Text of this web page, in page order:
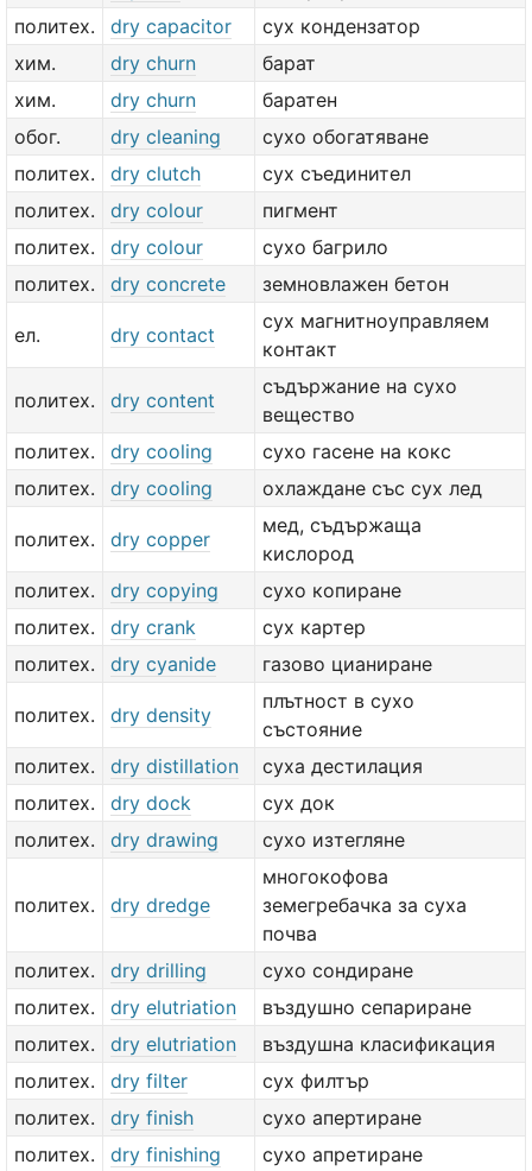
политех.
dry capacitor
сух кондензатор
хим.
dry churn
барат
хим.
dry churn
баратен
обог.
dry cleaning
сухо обогатяване
политех.
dry clutch
сух съединител
политех.
dry colour
пигмент
политех.
dry colour
сухо багрило
политех.
dry concrete земновлажен бетон
ел. dry contact
сух магнитноуправляем
контакт
политех. dry content
съдържание на сухо
вещество
политех.
dry cooling
сухо гасене на кокс
политех.
dry cooling охлаждане със сух лед
политех. dry copper
мед, съдържаща
кислород
политех.
dry copying
сухо копиране
политех.
dry crank
сух картер
политех.
dry cyanide газово цианиране
политех. dry density
плътност в сухо
състояние
политех.
dry distillation
суха дестилация
политех.
dry dock
сух док
политех.
dry drawing сухо изтегляне
политех. dry dredge
многокофова
земегребачка за суха
почва
политех.
dry drilling
сухо сондиране
политех.
dry elutriation
въздушно сепариране
политех.
dry elutriation
въздушна класификация
политех.
dry filter
сух филтър
политех.
dry finish
сухо апертиране
политех.
dry finishing сухо апретиране